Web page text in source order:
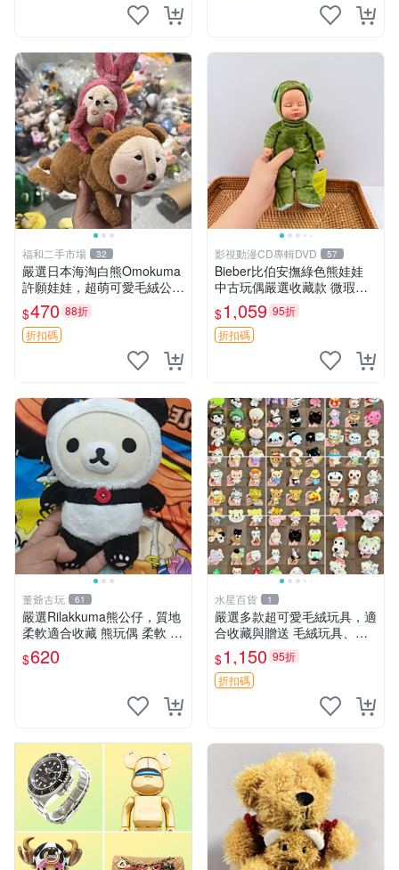
福和二手市場 32
嚴選日本海淘白熊Omokuma
許願娃娃，超萌可愛毛絨公仔
推薦收藏 白熊 Omokuma 毛
絨玩具 偽裝娃娃 玩具擺飾
$470 88折
折扣碼
影視動漫CD專輯DVD 57
Bieber比伯安撫綠色熊娃娃
中古玩偶嚴選收藏款 微瑕輕
度使用 Bieber綠熊娃娃 中古
玩偶 微瑕
$1,059 95折
折扣碼
董爺古玩 61
嚴選Rilakkuma熊公仔，質地
柔軟適合收藏 熊玩偶 柔軟 公
仔 收藏
$620
水星百貨 1
嚴選多款超可愛毛絨玩具，適
合收藏與贈送 毛絨玩具、抱
枕、公仔
$1,150 95折
折扣碼